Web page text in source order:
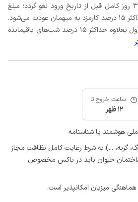
در صورتی که رزرو، حداقل 3 روز کامل قبل از تاریخ ورود لغو گردد؛ مبلغ
صورتحساب پس از کسر حداکثر 15 درصد کارمزد به میهمان عودت می‌شود.
در غیر اینصورت اجاره شب اول بعلاوه حداکثر 15 درصد شب‌های باقیمانده
ساعت خروج تا
12 ظهر
هوشمند یا شناسنامه
گربه، ...) به شرط رعایت کامل نظافت مجاز
حیوان باید در باکس مخصوص
میزبان امکانپذیر است.